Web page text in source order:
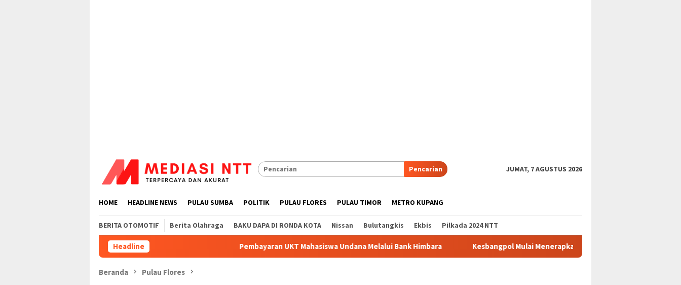
Pencarian JUMAT, 7 AGUSTUS 2026
HOME HEADLINE NEWS PULAU SUMBA POLITIK PULAU FLORES PULAU TIMOR METRO KUPANG
BERITA OTOMOTIF Berita Olahraga BAKU DAPA DI RONDA KOTA Nissan Bulutangkis Ekbis Pilkada 2024 NTT
Headline Pembayaran UKT Mahasiswa Undana Melalui Bank Himbara Kesbangpol Mulai Menerapkan SIRLIT Mempermudah Riset Bagi Dosen
Beranda Pulau Flores